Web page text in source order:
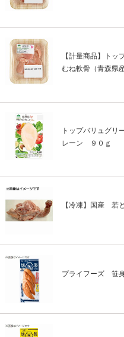
【計量商品】ト
むね軟骨（青森県
トップバリュグ
レーン ９０ｇ
【冷凍】国産 若
プライフーズ 笹